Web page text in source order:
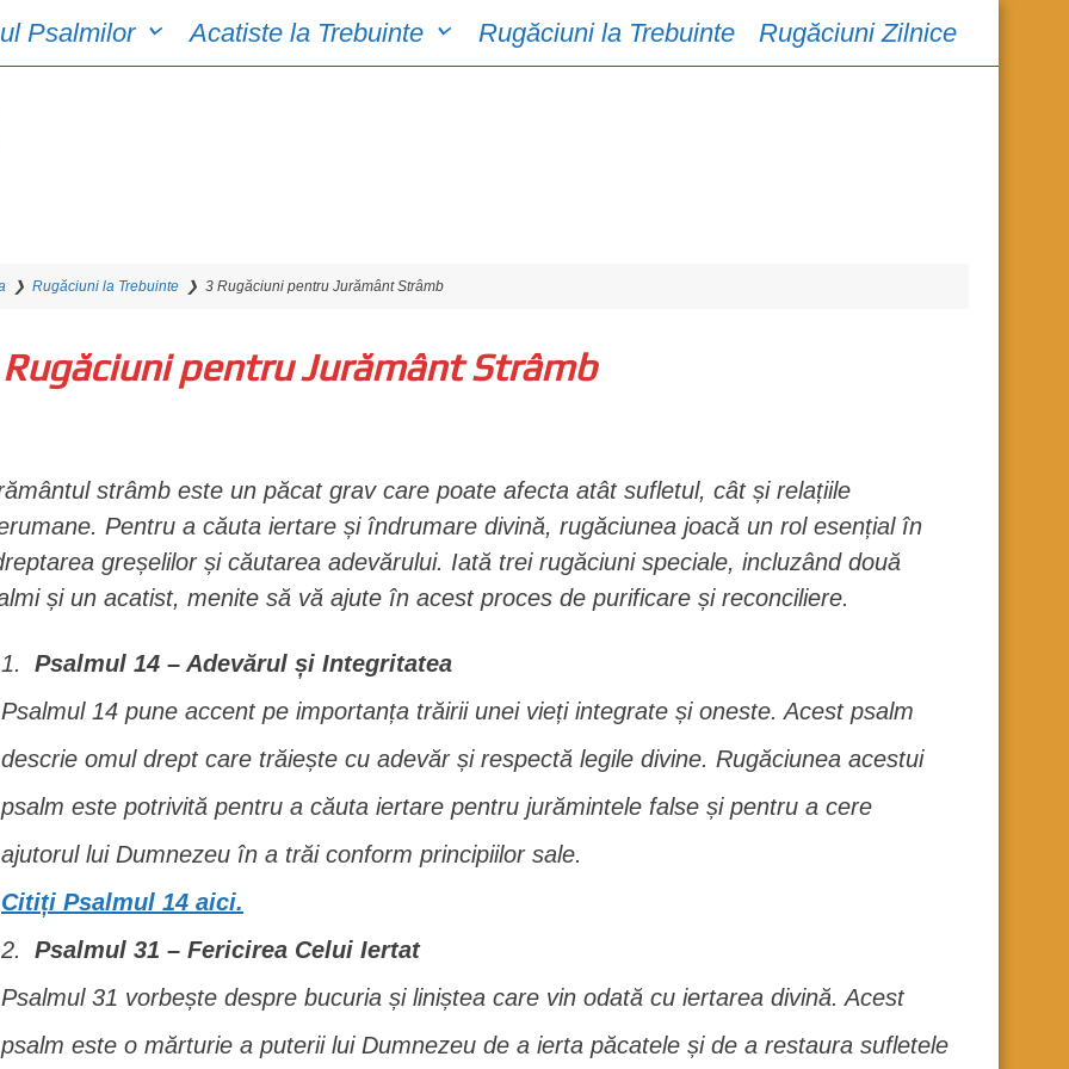
Psalmilor Acatiste la Trebuinte Rugăciuni la Trebuinte Rugăciuni Zilnice
❯Rugăciuni la Trebuinte ❯3 Rugăciuni pentru Jurământ Strâmb
pentru Jurământ Strâmb
strâmb este un păcat grav care poate afecta atât sufletul, cât și relațiile
Pentru a căuta iertare și îndrumare divină, rugăciunea joacă un rol esențial în
greșelilor și căutarea adevărului. Iată trei rugăciuni speciale, incluzând două
și un acatist, menite să vă ajute în acest proces de purificare și reconciliere.
Psalmul 14 – Adevărul și Integritatea
Psalmul 14 pune accent pe importanța trăirii unei vieți integrate și oneste. Acest psalm
descrie omul drept care trăiește cu adevăr și respectă legile divine. Rugăciunea acestui
psalm este potrivită pentru a căuta iertare pentru jurămintele false și pentru a cere
ajutorul lui Dumnezeu în a trăi conform principiilor sale.
Citiți Psalmul 14 aici.
Psalmul 31 – Fericirea Celui Iertat
Psalmul 31 vorbește despre bucuria și liniștea care vin odată cu iertarea divină. Acest
psalm este o mărturie a puterii lui Dumnezeu de a ierta păcatele și de a restaura sufletele